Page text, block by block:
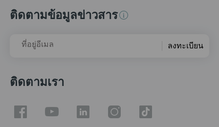
ติดตามข้อมูลข่าวสาร
ที่อยู่อีเมล ลงทะเบียน
ติดตามเรา